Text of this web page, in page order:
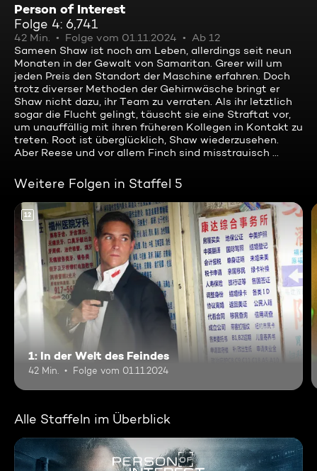
Person of Interest
Folge 4: 6,741
42 Min. Folge vom 01.11.2024
Ab 12
Sameen Shaw ist noch am Leben, allerdings seit neun
Monaten in der Gewalt von Samaritan. Greer will um
jeden Preis den Standort der Maschine erfahren. Doch
trotz diverser Methoden der Gehirnwäsche bringt er
Shaw nicht dazu, ihr Team zu verraten. Als ihr letztlich
sogar die Flucht gelingt, täuscht sie eine Straftat vor,
um unauffällig mit ihren früheren Kollegen in Kontakt zu
treten. Root ist überglücklich, Shaw wiederzusehen.
Aber Reese und vor allem Finch sind misstrauisch ...
Weitere Folgen in Staffel 5
12
1: In der Welt des Feindes
42 Min. Folge vom 01.11.2024
Alle Staffeln im Überblick